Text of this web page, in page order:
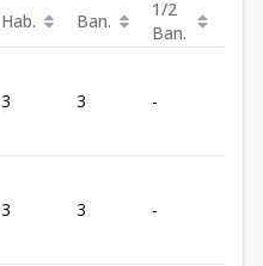
Hab. Ban.
1/2
Ban.
3 3 -
3 3 -